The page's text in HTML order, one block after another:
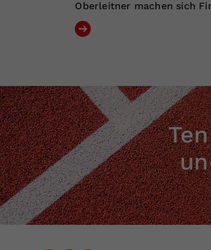
Oberleitner machen sich